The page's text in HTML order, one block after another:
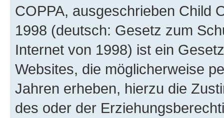
COPPA, ausgeschrieben Child
1998 (deutsch: Gesetz zum
Internet von 1998) ist ein
Websites, die möglicherweise
Jahren erheben, hierzu die
des oder der